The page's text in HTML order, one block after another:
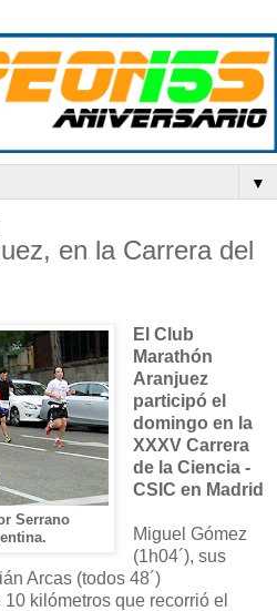
▼
en la Carrera del
Serrano
El Club
Marathón
Aranjuez
participó el
domingo en la
XXXV Carrera
de la Ciencia -
CSIC en Madrid
Miguel Gómez
(1h04´), sus
Arcas (todos 48´)
kilómetros que recorrió el